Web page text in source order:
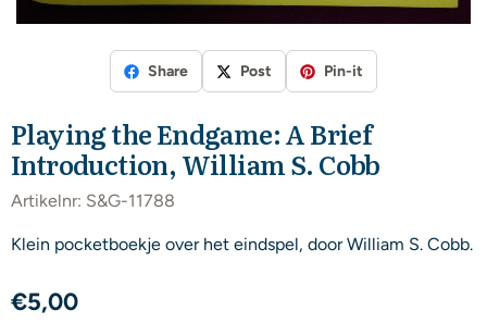
Share Post Pin-it
Playing the Endgame: A Brief
Introduction, William S. Cobb
Artikelnr: S&G-11788
Klein pocketboekje over het eindspel, door William S. Cobb.
€5,00